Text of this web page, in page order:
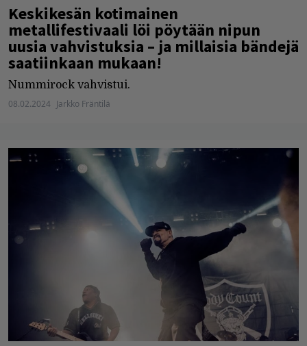
Keskikesän kotimainen
metallifestivaali löi pöytään nipun
uusia vahvistuksia – ja millaisia bändejä
saatiinkaan mukaan!
Nummirock vahvistui.
08.02.2024 Jarkko Fräntilä